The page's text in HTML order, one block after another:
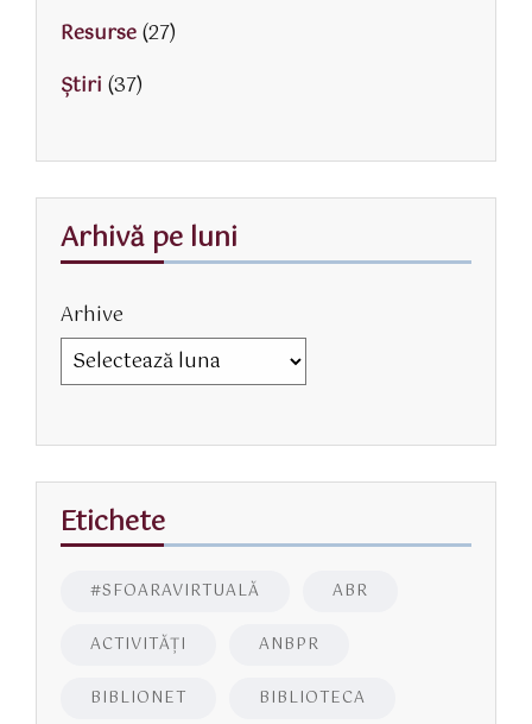
Resurse(27)
Știri (37)
Arhivă pe luni
Arhive
Etichete
#SFOARAVIRTUALĂ ABR
ACTIVITĂŢI ANBPR
BIBLIONET BIBLIOTECA